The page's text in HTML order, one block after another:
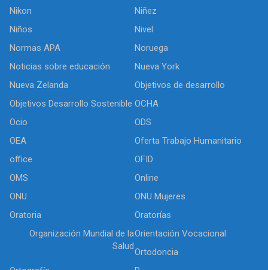
Nikon
Niñez
Niños
Nivel
Normas APA
Noruega
Noticias sobre educación
Nueva York
Nueva Zelanda
Objetivos de desarrollo
Objetivos Desarrollo Sostenible OCHA
Ocio
ODS
OEA
Oferta Trabajo Humanitario
office
OFID
OMS
Online
ONU
ONU Mujeres
Oratoria
Oratorías
Organización Mundial de la
Salud
Orientación Vocacional
Ortodoncia